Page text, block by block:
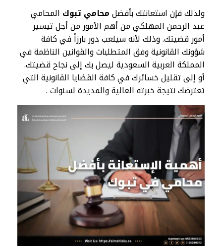
ولذلك فإن استعانتك بأفضلمحامي تبوك المحامي
عبد الرحمن المهلكي من أهم الأمور من أجل تيسير
أمور قضيتك. وذلك لأنه سيلعب دور بارزاً في كافة
شؤونك القانونية وفق المتطلبات والقوانين الناظمة في
المملكة العربية السعودية ليصل بك إلى نجاح قضيتك.
أو إلى تقليل خسائرك في كافة القضايا القانونية التي
تعترضك نتيجة خبرته العالية والمديدة لسنوات .